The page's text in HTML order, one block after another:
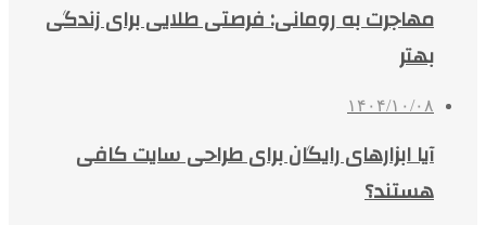
مهاجرت به رومانی: فرصتی طلایی برای زندگی
بهتر
۱۴۰۴/۱۰/۰۸
آیا ابزارهای رایگان برای طراحی سایت کافی
هستند؟